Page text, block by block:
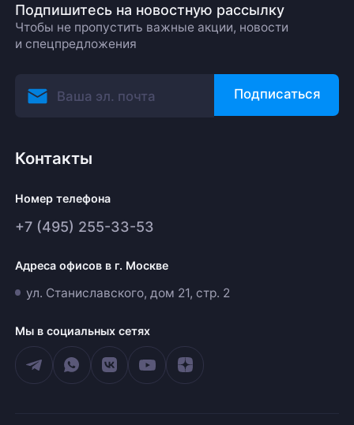
Подпишитесь на новостную рассылку
Чтобы не пропустить важные акции, новости
и спецпредложения
Подписаться
Контакты
Номер телефона
+7 (495) 255-33-53
Адреса офисов в г. Москве
ул. Станиславского, дом 21, стр. 2
Мы в социальных сетях